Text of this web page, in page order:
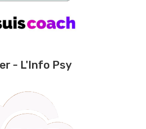
- L'Info Psy